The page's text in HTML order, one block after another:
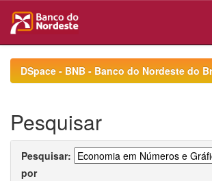
navigationDSpace - BNB - Banco do Nordeste do
Pesquisar
Pesquisar:
por